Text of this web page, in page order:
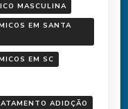
MASCULINA
EM SANTA
EM SC
ADIDÇÃO